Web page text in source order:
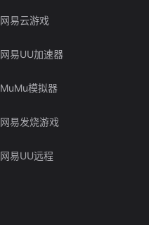
网易云游戏
网易UU加速器
MuMu模拟器
网易发烧游戏
网易UU远程